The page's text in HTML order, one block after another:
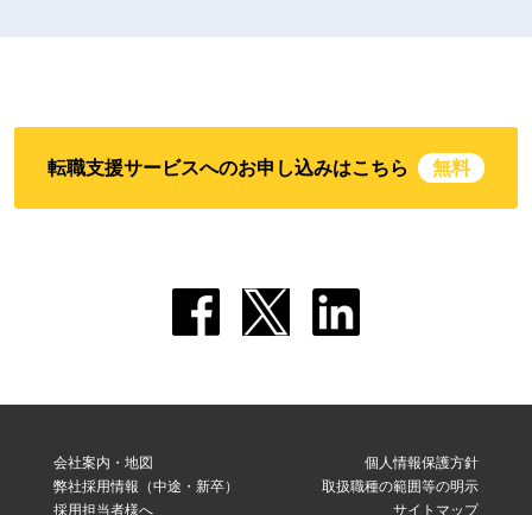
転職支援サービスへのお申し込みはこちら 無料
会社案内・地図
弊社採用情報（中途・新卒）
採用担当者様へ
個人情報保護方針
取扱職種の範囲等の明示
サイトマップ